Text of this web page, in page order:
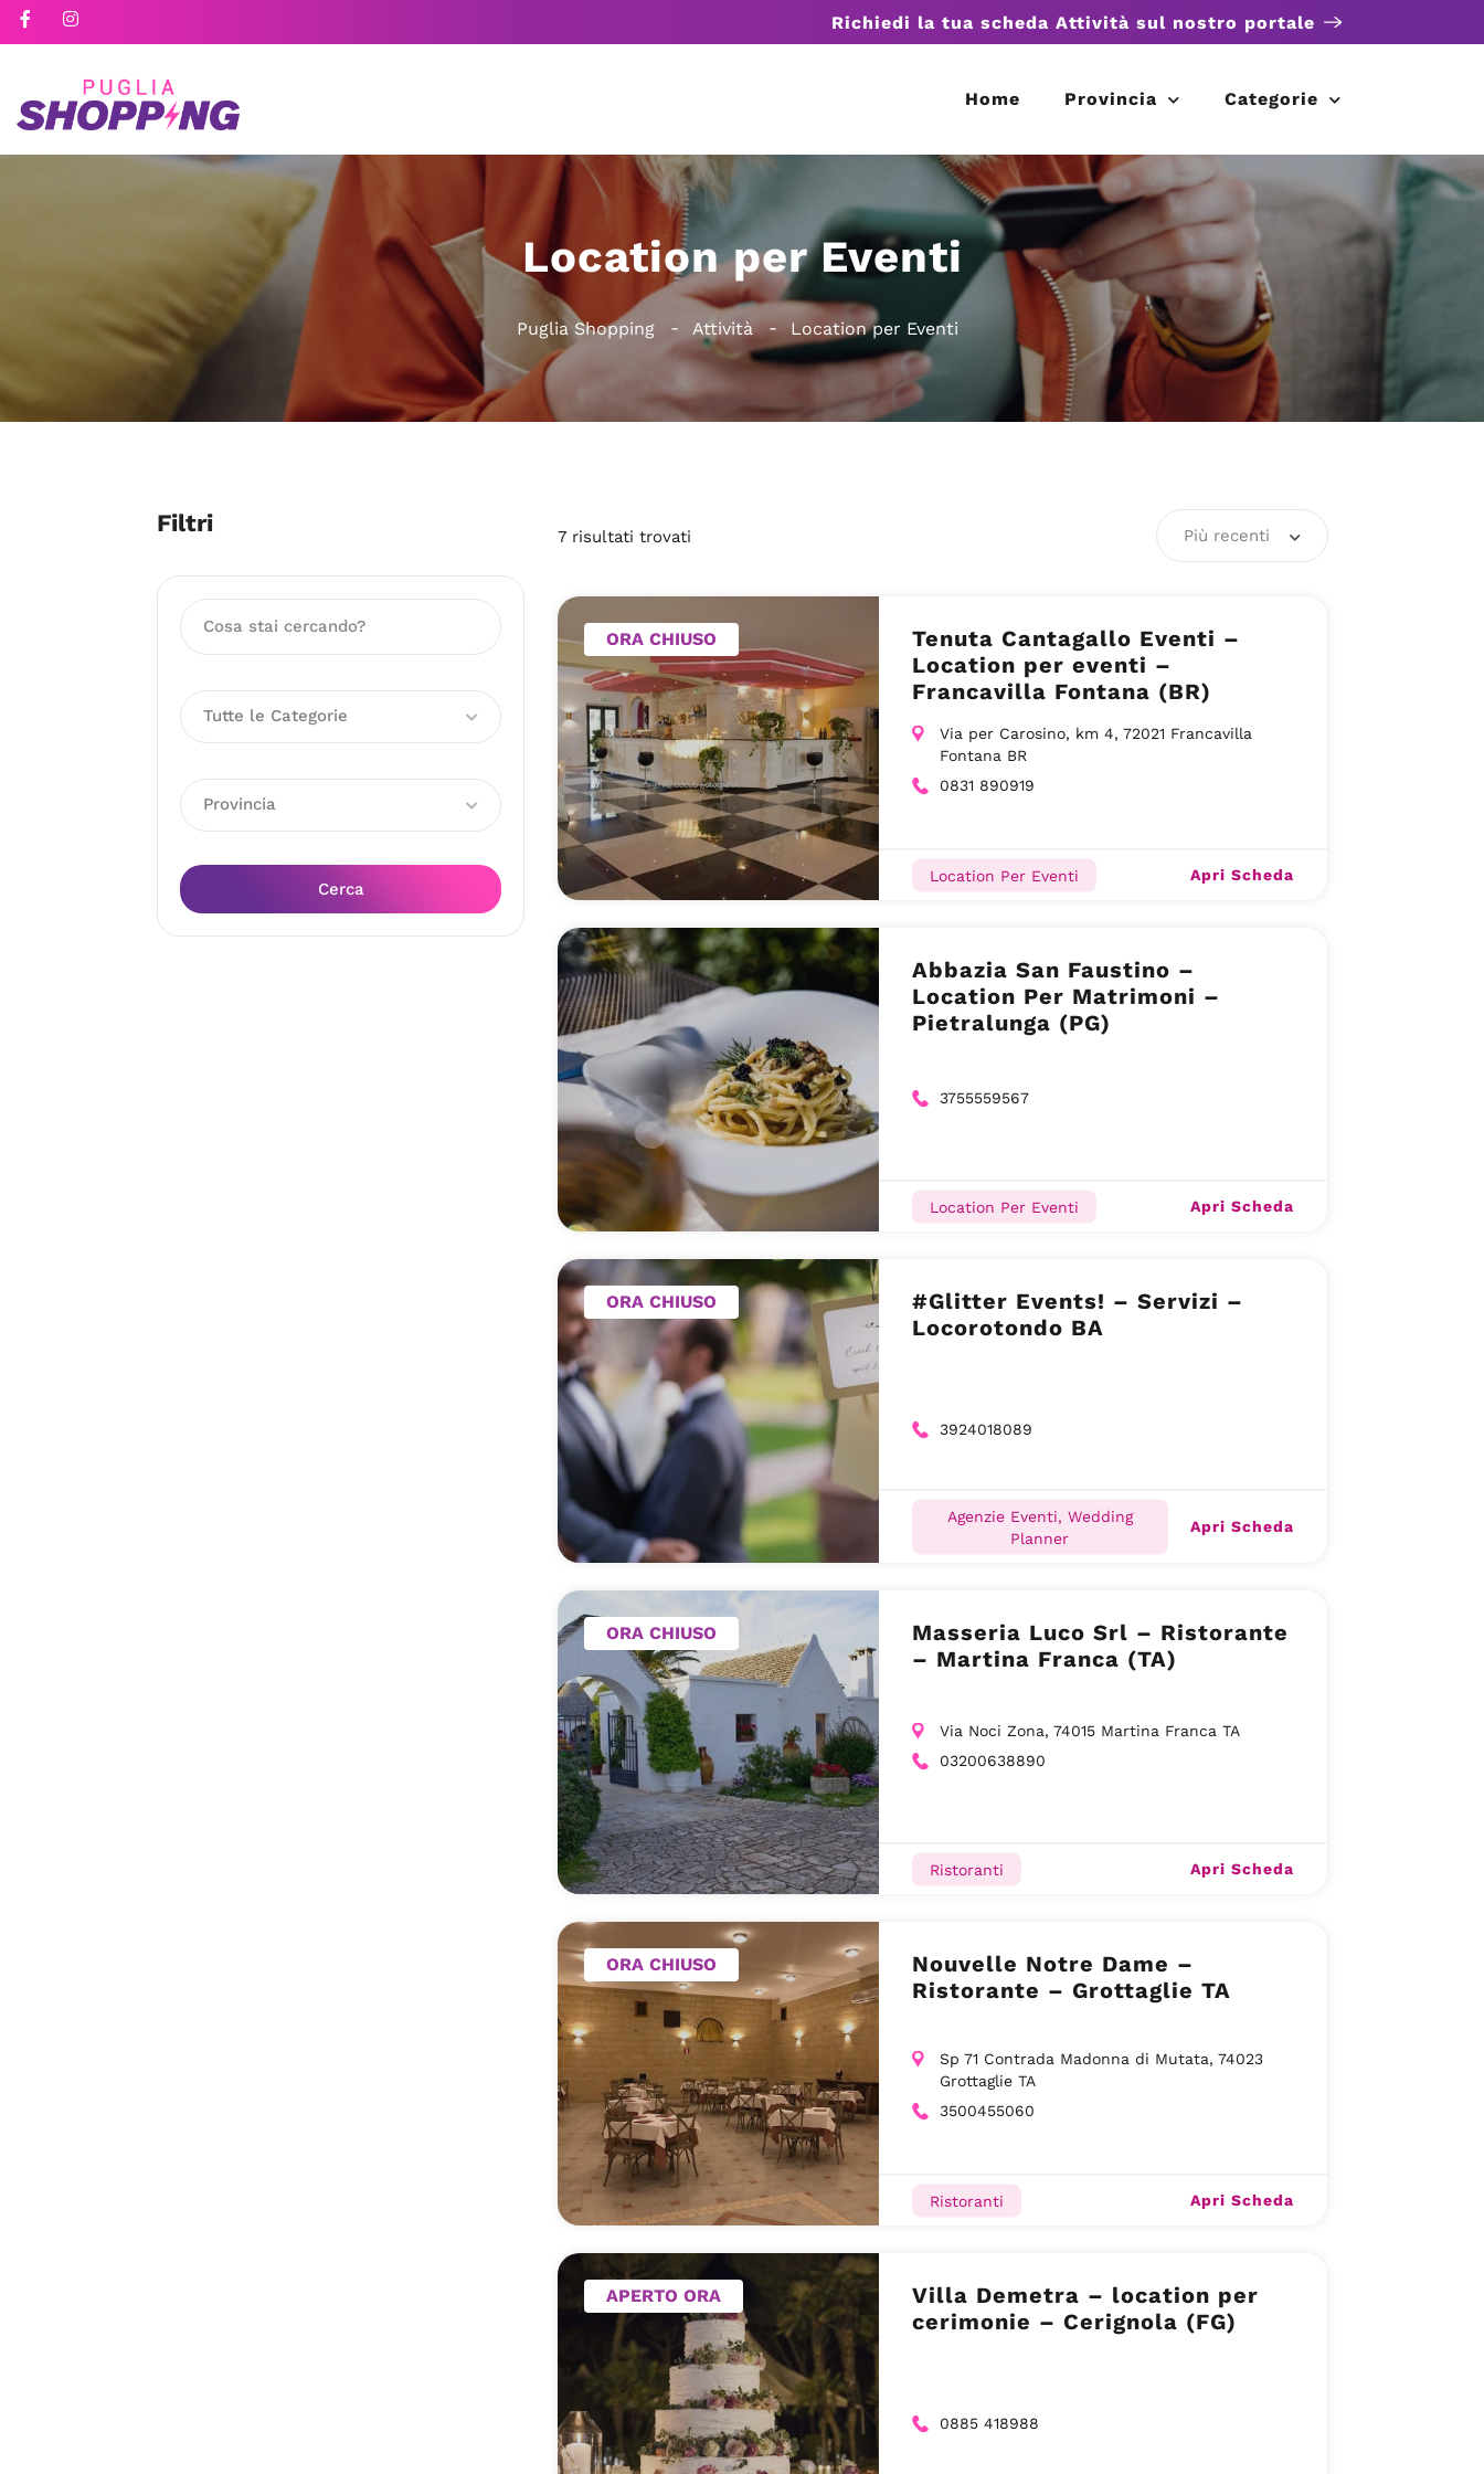
Richiedi la tua scheda Attività sul nostro portale
Home Provincia Categorie
Location per Eventi
Puglia Shopping Attività Location per Eventi
Filtri
Tutte le Categorie
Provincia
Cerca
7 risultati trovati Più recenti
ORA CHIUSO
Tenuta Cantagallo Eventi –
Location per eventi –
Francavilla Fontana (BR)
Via per Carosino, km 4, 72021 Francavilla
Fontana BR
0831 890919
Location Per Eventi Apri Scheda
Abbazia San Faustino –
Location Per Matrimoni –
Pietralunga (PG)
3755559567
Location Per Eventi Apri Scheda
ORA CHIUSO
#Glitter Events! – Servizi –
Locorotondo BA
3924018089
Agenzie Eventi, Wedding
Planner
Apri Scheda
ORA CHIUSO
Masseria Luco Srl – Ristorante
– Martina Franca (TA)
Via Noci Zona, 74015 Martina Franca TA
03200638890
Ristoranti Apri Scheda
ORA CHIUSO
Nouvelle Notre Dame –
Ristorante – Grottaglie TA
Sp 71 Contrada Madonna di Mutata, 74023
Grottaglie TA
3500455060
Ristoranti Apri Scheda
APERTO ORA
Villa Demetra – location per
cerimonie – Cerignola (FG)
0885 418988